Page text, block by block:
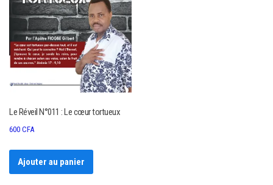
Le Réveil N°011 : Le cœur tortueux
600 CFA
Ajouter au panier